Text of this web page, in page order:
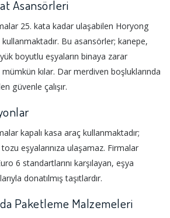
Asansörleri
25. kata kadar ulaşabilen Horyong
Bu asansörler; kanepe,
boyutlu eşyaların binaya zarar
mümkün kılar. Dar merdiven boşluklarında
güvenle çalışır.
kapalı kasa araç kullanmaktadır;
eşyalarınıza ulaşamaz. Firmalar
6 standartlarını karşılayan, eşya
donatılmış taşıtlardır.
Paketleme Malzemeleri